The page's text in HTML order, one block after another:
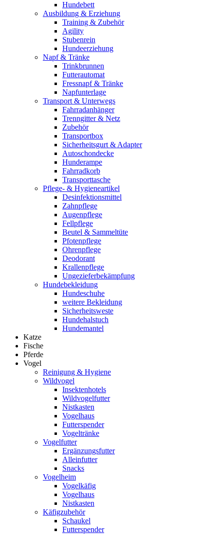
Hundebett
Ausbildung & Erziehung
Training & Zubehör
Agility
Stubenrein
Hundeerziehung
Napf & Tränke
Trinkbrunnen
Futterautomat
Fressnapf & Tränke
Napfunterlage
Transport & Unterwegs
Fahrradanhänger
Trenngitter & Netz
Zubehör
Transportbox
Sicherheitsgurt & Adapter
Autoschondecke
Hunderampe
Fahrradkorb
Transporttasche
Pflege- & Hygieneartikel
Desinfektionsmittel
Zahnpflege
Augenpflege
Fellpflege
Beutel & Sammeltüte
Pfotenpflege
Ohrenpflege
Deodorant
Krallenpflege
Ungezieferbekämpfung
Hundebekleidung
Hundeschuhe
weitere Bekleidung
Sicherheitsweste
Hundehalstuch
Hundemantel
Katze
Fische
Pferde
Vogel
Reinigung & Hygiene
Wildvogel
Insektenhotels
Wildvogelfutter
Nistkasten
Vogelhaus
Futterspender
Vogeltränke
Vogelfutter
Ergänzungsfutter
Alleinfutter
Snacks
Vogelheim
Vogelkäfig
Vogelhaus
Nistkasten
Käfigzubehör
Schaukel
Futterspender